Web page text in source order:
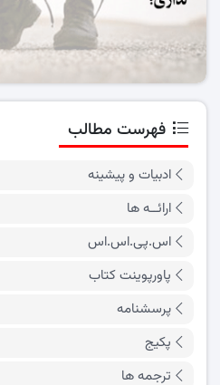
فهرست مطالب
ادبیات و پیشینه
ارائــه ها
اس.پی.اس.اس
پاورپوینت کتاب
پرسشنامه
پکیج
ترجمه ها